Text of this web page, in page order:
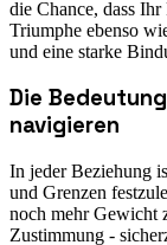
die Chance, dass
Triumphe ebenso
und eine starke
Die
navigieren
In jeder Beziehung
und Grenzen
noch mehr Gewicht
Zustimmung -